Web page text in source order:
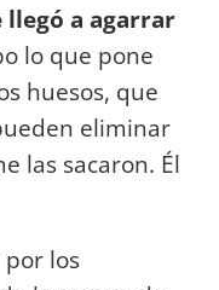
a agarrar
lo que pone
huesos, que
eliminar
las sacaron. Él
por los